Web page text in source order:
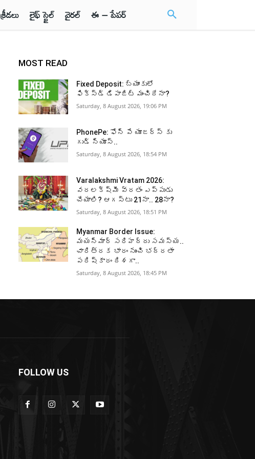
క్రీడలు లైఫ్ స్టైల్ వైరల్ ఈ – పేపర్
MOST READ
Fixed Deposit: బ్యాంకులో
ఫిక్స్డ్ డిపాజిట్ మంచిదేనా?
Saturday, 8 August 2026, 19:06 PM
PhonePe: ఫోన్ పే యూజర్స్ కు
గుడ్ న్యూస్..
Saturday, 8 August 2026, 18:54 PM
Varalakshmi Vratam 2026:
వరలక్ష్మీ వ్రతం ఎప్పుడు
చేయాలి? ఆగస్టు 21నా.. 28నా?
Saturday, 8 August 2026, 18:51 PM
Myanmar Border Issue:
మయన్మార్‌ సరిహద్దు సమస్య..
చారిత్రక భారం నుంచి భద్రతా
పరిష్కారం దిశగా..
Saturday, 8 August 2026, 18:45 PM
FOLLOW US